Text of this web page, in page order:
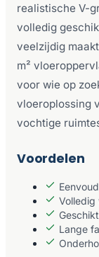
realistische V-
volledig
veelzijdig
m²
voor wie op
vloeroplossing
vochtige
Voordelen
Volledig
Lange